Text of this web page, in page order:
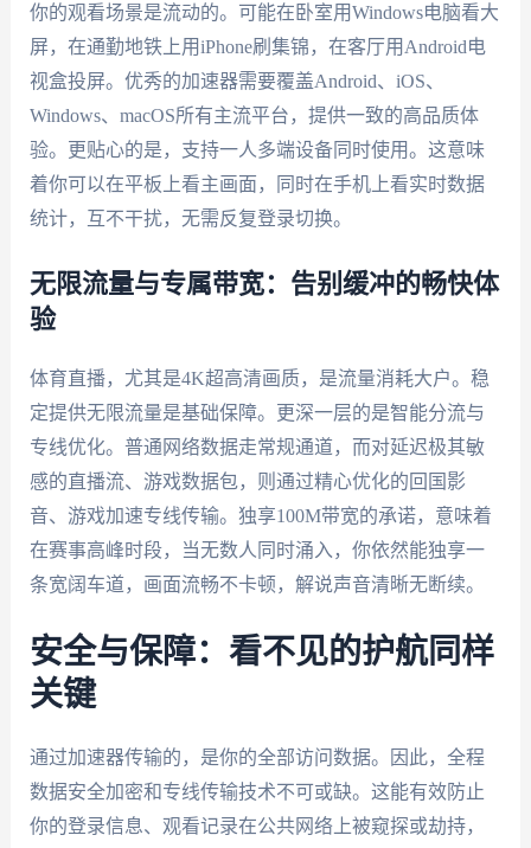
你的观看场景是流动的。可能在卧室用Windows电脑看大
屏，在通勤地铁上用iPhone刷集锦，在客厅用Android电
视盒投屏。优秀的加速器需要覆盖Android、iOS、
Windows、macOS所有主流平台，提供一致的高品质体
验。更贴心的是，支持一人多端设备同时使用。这意味
着你可以在平板上看主画面，同时在手机上看实时数据
统计，互不干扰，无需反复登录切换。
无限流量与专属带宽：告别缓冲的畅快体
验
体育直播，尤其是4K超高清画质，是流量消耗大户。稳
定提供无限流量是基础保障。更深一层的是智能分流与
专线优化。普通网络数据走常规通道，而对延迟极其敏
感的直播流、游戏数据包，则通过精心优化的回国影
音、游戏加速专线传输。独享100M带宽的承诺，意味着
在赛事高峰时段，当无数人同时涌入，你依然能独享一
条宽阔车道，画面流畅不卡顿，解说声音清晰无断续。
安全与保障：看不见的护航同样
关键
通过加速器传输的，是你的全部访问数据。因此，全程
数据安全加密和专线传输技术不可或缺。这能有效防止
你的登录信息、观看记录在公共网络上被窥探或劫持，